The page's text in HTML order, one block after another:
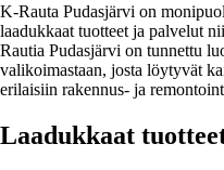
K-Rauta Pudasjärvi on
laadukkaat tuotteet ja palvelut
Rautia Pudasjärvi on tunnettu
valikoimastaan, josta löytyvät
erilaisiin rakennus- ja
Laadukkaat